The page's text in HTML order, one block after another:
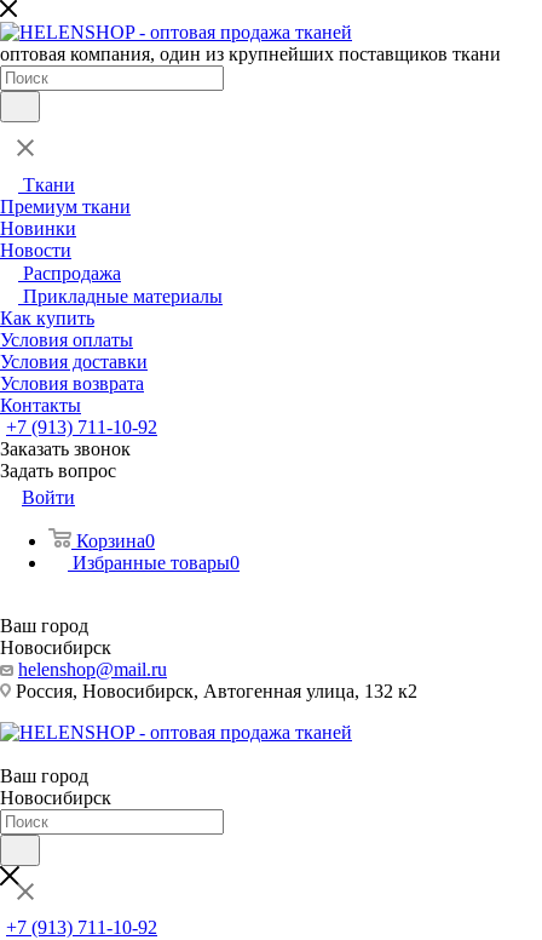
оптовая компания, один из крупнейших поставщиков ткани
Ткани
Премиум ткани
Новинки
Новости
Распродажа
Прикладные материалы
Как купить
Условия оплаты
Условия доставки
Условия возврата
Контакты
+7 (913) 711-10-92
Заказать звонок
Задать вопрос
Войти
Корзина0
Избранные товары0
Ваш город
Новосибирск
helenshop@mail.ru
Россия, Новосибирск, Автогенная улица, 132 к2
Ваш город
Новосибирск
+7 (913) 711-10-92